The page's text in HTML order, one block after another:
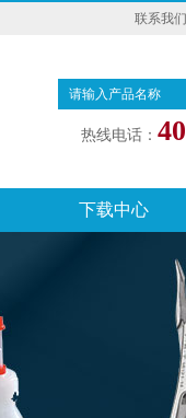
联系我们
热线电话：
下载中心